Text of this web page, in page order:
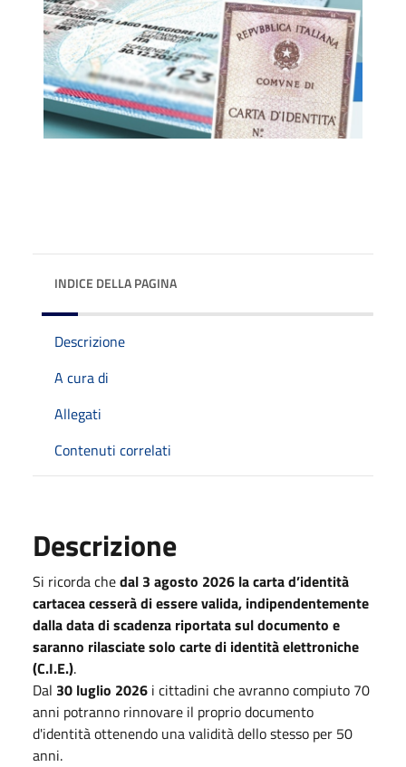
INDICE DELLA PAGINA
Descrizione
A cura di
Allegati
Contenuti correlati
Descrizione
Si ricorda chedal 3 agosto 2026 la carta d’identità
cartacea cesserà di essere valida, indipendentemente
dalla data di scadenza riportata sul documento e
saranno rilasciate solo carte di identità elettroniche
(C.I.E.).
Dal 30 luglio 2026 i cittadini che avranno compiuto 70
anni potranno rinnovare il proprio documento
d'identità ottenendo una validità dello stesso per 50
anni.